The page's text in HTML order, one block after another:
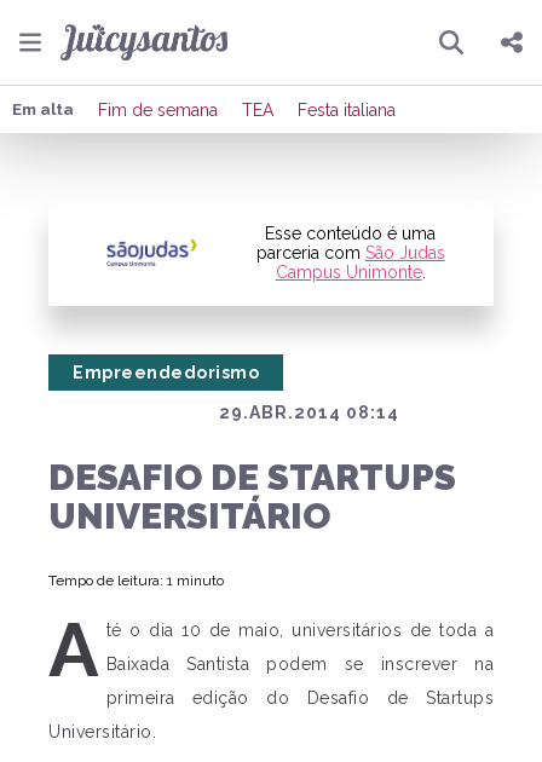
Pesquisar
Compartilhar
Publicar no Facebook
Em alta Fim de semana TEA Festa italiana
Esse conteúdo é uma
parceria com São Judas
Campus Unimonte.
29.ABR.2014 08:14
Empreendedorismo
DESAFIO DE STARTUPS
UNIVERSITÁRIO
Tempo de leitura: 1 minuto
A té o dia 10 de maio, universitários de toda a
Baixada Santista podem se inscrever na
primeira edição do Desafio de Startups
Universitário.